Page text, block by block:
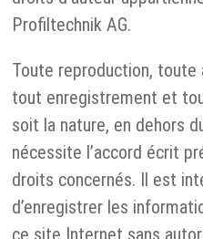
Profiltechnik AG.
Toute reproduction,
tout enregistrement et
soit la nature, en dehors
nécessite l’accord écrit
droits concernés. Il est
d’enregistrer les
ce site Internet sans